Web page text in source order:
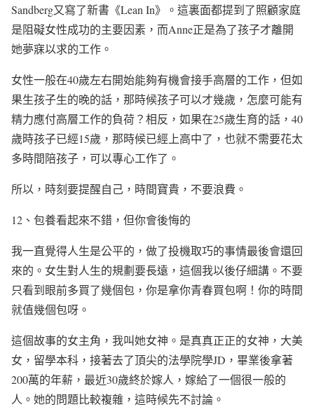
Sandberg又寫了新書《Lean In》。這裏面都提到了照顧家庭
是阻礙女性成功的主要因素，而Anne正是為了孩子才離開
她夢寐以求的工作。
女性一般在40歲左右開始能夠有機會接手高層的工作，但如
果生孩子生的晚的話，那時候孩子可以才幾歲，怎麼可能有
精力應付高層工作的負荷？相反，如果在25歲生育的話， 40
歲時孩子已經15歲，那時候已經上高中了，也就不需要花太
多時間陪孩子，可以專心工作了。
所以，時刻要提醒自己，時間寶貴，不要浪費。
12 、包養看起來不錯，但你會後悔的
我一直覺得人生是公平的，做了投機取巧的事情最後會還回
來的。女生對人生的規劃要長遠，這個我以後仔細講。不要
只看到眼前多買了幾個包，你是拿你青春買包啊！你的時間
就值幾個包呀。
這個故事的女主角，我叫她女神。是真真正正的女神，大美
女，留學本科，接著去了頂尖的法學院學JD ，畢業後拿著
200萬的年薪，最近30歲終於嫁人，嫁給了一個很一般的
人。她的問題比較複雜，這時候先不討論。